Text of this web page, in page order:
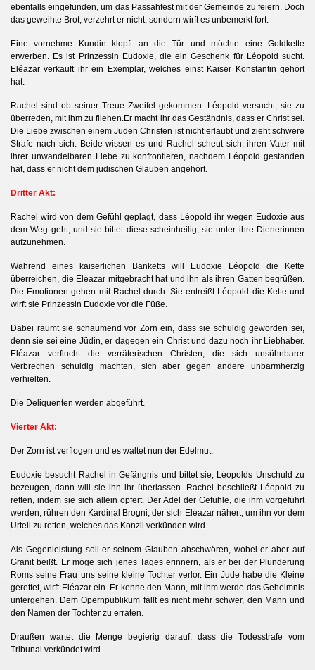
ebenfalls eingefunden, um das Passahfest mit der Gemeinde zu feiern. Doch
das geweihte Brot, verzehrt er nicht, sondern wirft es unbemerkt fort.
Eine vornehme Kundin klopft an die Tür und möchte eine Goldkette
erwerben. Es ist Prinzessin Eudoxie, die ein Geschenk für Léopold sucht.
Eléazar verkauft ihr ein Exemplar, welches einst Kaiser Konstantin gehört
hat.
Rachel sind ob seiner Treue Zweifel gekommen. Léopold versucht, sie zu
überreden, mit ihm zu fliehen.Er macht ihr das Geständnis, dass er Christ sei.
Die Liebe zwischen einem Juden Christen ist nicht erlaubt und zieht schwere
Strafe nach sich. Beide wissen es und Rachel scheut sich, ihren Vater mit
ihrer unwandelbaren Liebe zu konfrontieren, nachdem Léopold gestanden
hat, dass er nicht dem jüdischen Glauben angehört.
Dritter Akt:
Rachel wird von dem Gefühl geplagt, dass Léopold ihr wegen Eudoxie aus
dem Weg geht, und sie bittet diese scheinheilig, sie unter ihre Dienerinnen
aufzunehmen.
Während eines kaiserlichen Banketts will Eudoxie Léopold die Kette
überreichen, die Eléazar mitgebracht hat und ihn als ihren Gatten begrüßen.
Die Emotionen gehen mit Rachel durch. Sie entreißt Léopold die Kette und
wirft sie Prinzessin Eudoxie vor die Füße.
Dabei räumt sie schäumend vor Zorn ein, dass sie schuldig geworden sei,
denn sie sei eine Jüdin, er dagegen ein Christ und dazu noch ihr Liebhaber.
Eléazar verflucht die verräterischen Christen, die sich unsühnbarer
Verbrechen schuldig machten, sich aber gegen andere unbarmherzig
verhielten.
Die Deliquenten werden abgeführt.
Vierter Akt:
Der Zorn ist verflogen und es waltet nun der Edelmut.
Eudoxie besucht Rachel in Gefängnis und bittet sie, Léopolds Unschuld zu
bezeugen, dann will sie ihn ihr überlassen. Rachel beschließt Léopold zu
retten, indem sie sich allein opfert. Der Adel der Gefühle, die ihm vorgeführt
werden, rühren den Kardinal Brogni, der sich Eléazar nähert, um ihn vor dem
Urteil zu retten, welches das Konzil verkünden wird.
Als Gegenleistung soll er seinem Glauben abschwören, wobei er aber auf
Granit beißt. Er möge sich jenes Tages erinnern, als er bei der Plünderung
Roms seine Frau uns seine kleine Tochter verlor. Ein Jude habe die Kleine
gerettet, wirft Eléazar ein. Er kenne den Mann, mit ihm werde das Geheimnis
untergehen. Dem Opernpublikum fällt es nicht mehr schwer, den Mann und
den Namen der Tochter zu erraten.
Draußen wartet die Menge begierig darauf, dass die Todesstrafe vom
Tribunal verkündet wird.